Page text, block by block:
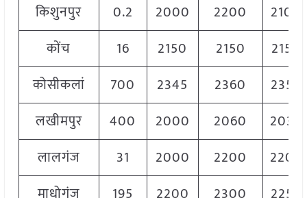
किशुनपुर
0.2 2000 2200
2100
कोंच
16 2150 2150
2150
कोसीकलां
700 2345 2360
2350
लखीमपुर
400 2000 2060
2030
लालगंज
31 2000 2200
2200